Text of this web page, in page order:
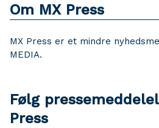
Om MX Press
MX Press er et mindre
MEDIA.
Følg
Press